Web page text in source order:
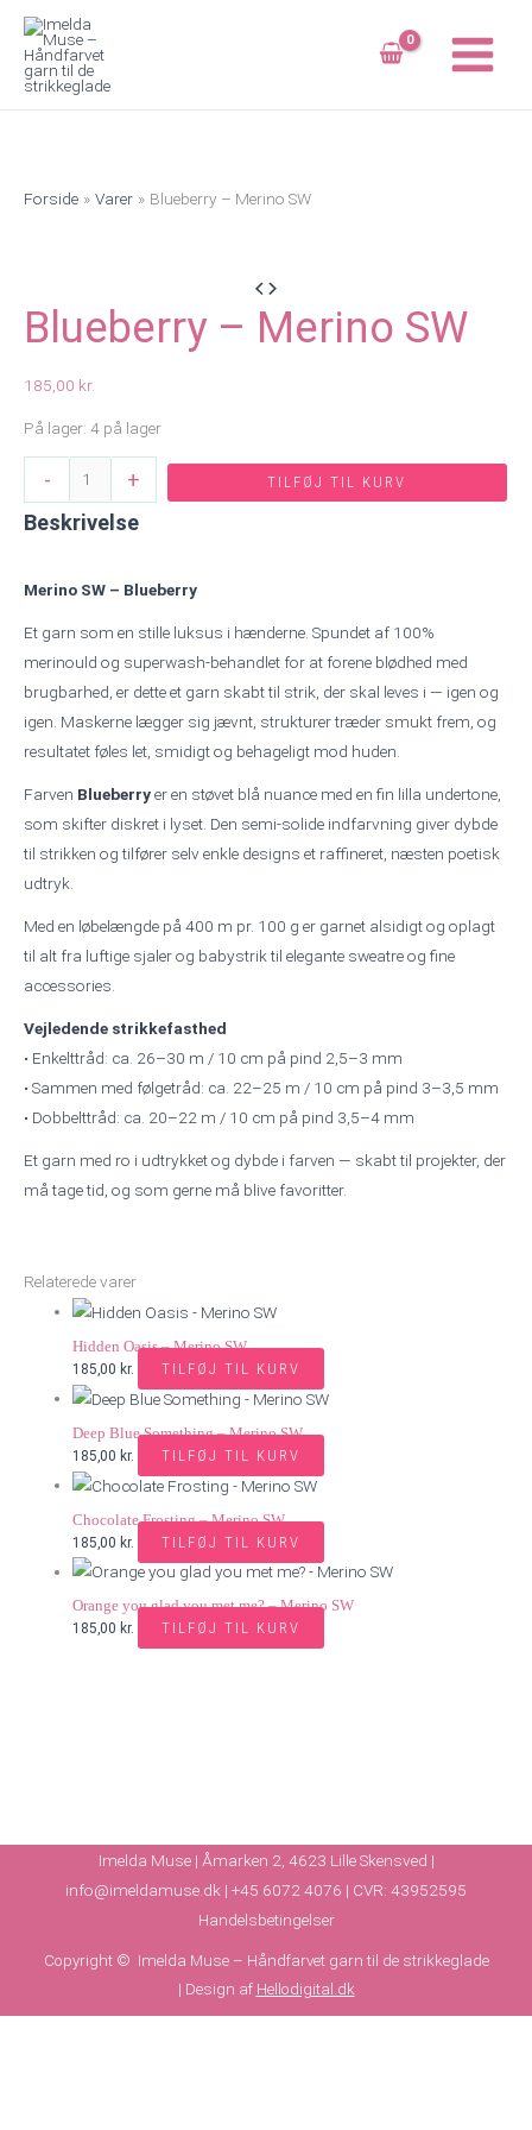
indholdet
Forside Varer Blueberry – Merino SW
Blueberry – Merino SW
185,00 kr.
På lager: 4 på lager
-
Blueberry
-
Merino
antal
+ TILFØJ TIL KURV
Beskrivelse
Merino SW – Blueberry
Et garn som en stille luksus i hænderne. Spundet af 100%
merinould og superwash-behandlet for at forene blødhed med
brugbarhed, er dette et garn skabt til strik, der skal leves i — igen og
igen. Maskerne lægger sig jævnt, strukturer træder smukt frem, og
resultatet føles let, smidigt og behageligt mod huden.
Farven Blueberryer en støvet blå nuance med en fin lilla undertone,
som skifter diskret i lyset. Den semi-solide indfarvning giver dybde
til strikken og tilfører selv enkle designs et raffineret, næsten poetisk
udtryk.
Med en løbelængde på 400 m pr. 100 g er garnet alsidigt og oplagt
til alt fra luftige sjaler og babystrik til elegante sweatre og fine
accessories.
Vejledende strikkefasthed
• Enkelttråd: ca. 26–30 m / 10 cm på pind 2,5–3 mm
• Sammen med følgetråd: ca. 22–25 m / 10 cm på pind 3–3,5 mm
• Dobbelttråd: ca. 20–22 m / 10 cm på pind 3,5–4 mm
Et garn med ro i udtrykket og dybde i farven — skabt til projekter, der
må tage tid, og som gerne må blive favoritter.
Relaterede varer
Hidden Oasis – Merino SW
185,00 kr. TILFØJ TIL KURV
Deep Blue Something – Merino SW
185,00 kr. TILFØJ TIL KURV
Chocolate Frosting – Merino SW
185,00 kr. TILFØJ TIL KURV
Orange you glad you met me? – Merino SW
185,00 kr. TILFØJ TIL KURV
Imelda Muse | Åmarken 2, 4623 Lille Skensved |
info@imeldamuse.dk | +45 6072 4076 | CVR: 43952595
Handelsbetingelser
Copyright © Imelda Muse – Håndfarvet garn til de strikkeglade
| Design af Hellodigital.dk